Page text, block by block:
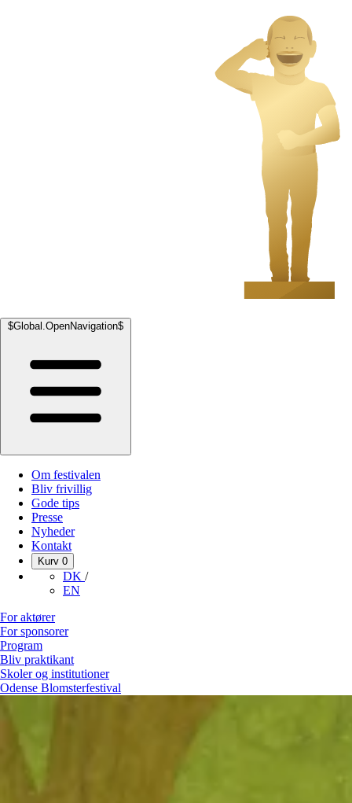
$Global.OpenNavigation$
Om festivalen
Bliv frivillig
Gode tips
Presse
Nyheder
Kontakt
Kurv 0
DK /
EN
For aktører
For sponsorer
Program
Bliv praktikant
Skoler og institutioner
Odense Blomsterfestival